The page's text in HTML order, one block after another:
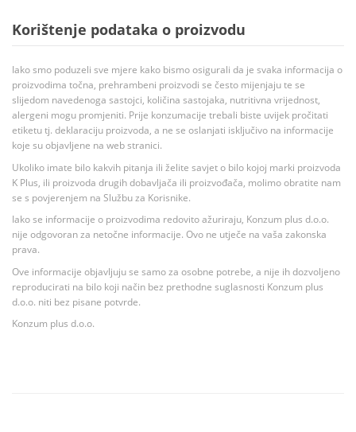
Korištenje podataka o proizvodu
Iako smo poduzeli sve mjere kako bismo osigurali da je svaka informacija o
proizvodima točna, prehrambeni proizvodi se često mijenjaju te se
slijedom navedenoga sastojci, količina sastojaka, nutritivna vrijednost,
alergeni mogu promjeniti. Prije konzumacije trebali biste uvijek pročitati
etiketu tj. deklaraciju proizvoda, a ne se oslanjati isključivo na informacije
koje su objavljene na web stranici.
Ukoliko imate bilo kakvih pitanja ili želite savjet o bilo kojoj marki proizvoda
K Plus, ili proizvoda drugih dobavljača ili proizvođača, molimo obratite nam
se s povjerenjem na Službu za Korisnike.
Iako se informacije o proizvodima redovito ažuriraju, Konzum plus d.o.o.
nije odgovoran za netočne informacije. Ovo ne utječe na vaša zakonska
prava.
Ove informacije objavljuju se samo za osobne potrebe, a nije ih dozvoljeno
reproducirati na bilo koji način bez prethodne suglasnosti Konzum plus
d.o.o. niti bez pisane potvrde.
Konzum plus d.o.o.